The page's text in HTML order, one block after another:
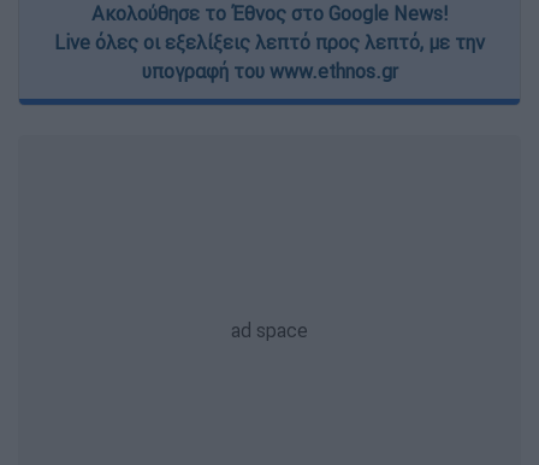
Ακολούθησε το Έθνος στο Google News!
Live όλες οι εξελίξεις λεπτό προς λεπτό, με την
υπογραφή του www.ethnos.gr